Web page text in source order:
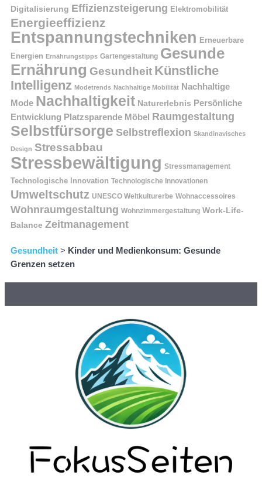
Digitalisierung Effizienzsteigerung Elektromobilität
Energieeffizienz
Entspannungstechniken Erneuerbare
Energien Ernährungstipps Gartengestaltung Gesunde
Ernährung Gesundheit Künstliche
Intelligenz Modetrends Nachhaltige Mobilität Nachhaltige
Mode Nachhaltigkeit Naturerlebnis Persönliche
Entwicklung Platzsparende Möbel Raumgestaltung
Selbstfürsorge Selbstreflexion Skandinavisches
Design Stressabbau
Stressbewältigung Stressmanagement
Technologische Innovation Technologische Innovationen
Umweltschutz UNESCO Weltkulturerbe Wohnaccessoires
Wohnraumgestaltung Wohnzimmergestaltung Work-Life-
Balance Zeitmanagement
Gesundheit > Kinder und Medienkonsum: Gesunde
Grenzen setzen